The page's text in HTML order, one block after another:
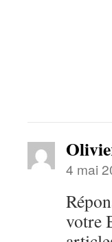
4 mai
votre